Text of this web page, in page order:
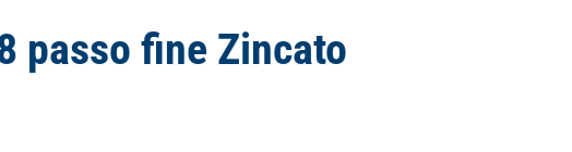
passo fine Zincato